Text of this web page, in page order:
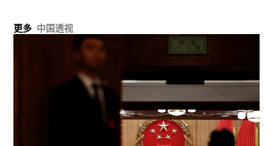
更多 中国透视